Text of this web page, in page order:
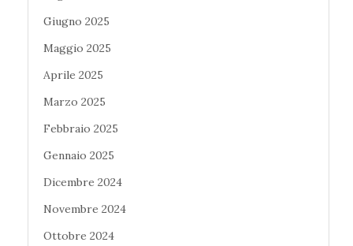
Giugno 2025
Maggio 2025
Aprile 2025
Marzo 2025
Febbraio 2025
Gennaio 2025
Dicembre 2024
Novembre 2024
Ottobre 2024